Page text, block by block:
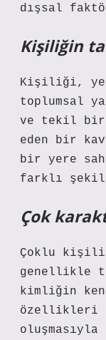
dışsal
Kişiliğin
Kişiliği,
toplumsal
ve tekil bir
eden bir
bir yere
farklı
Çok
Çoklu
genellikle
kimliğin
özellikleri